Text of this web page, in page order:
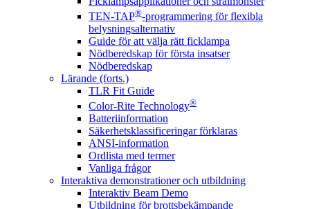
TEN-TAP®-programmering för flexibla
belysningsalternativ
Guide för att välja rätt ficklampa
Nödberedskap för första insatser
Nödberedskap
Lärande (forts.)
TLR Fit Guide
Color-Rite Technology®
Batteriinformation
Säkerhetsklassificeringar förklaras
ANSI-information
Ordlista med termer
Vanliga frågor
Interaktiva demonstrationer och utbildning
Interaktiv Beam Demo
Utbildning för brottsbekämpande